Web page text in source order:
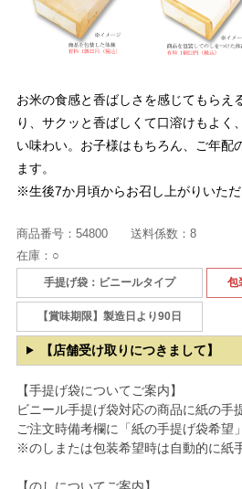
お米の食感と香ばしさを感じてもらえ
り、サクッと香ばしくて口溶けもよく
い味わい。お子様はもちろん、ご年配
ます。
※生後7か月頃からお召し上がりいた
商品番号： 54800 送料係数： 8
在庫： ○
手提げ袋：ビニールタイプ 包
【賞味期限】製造日より90日
【店舗受け取りにつきまして】
【手提げ袋についてご案内】
ビニール手提げ袋対応の商品に紙の手
ご注文時備考欄に「紙の手提げ袋希望
※のしまたは包装希望時は自動的に紙